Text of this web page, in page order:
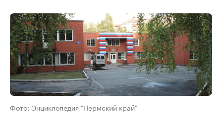
Фото: Энциклопедия "Пермский край"